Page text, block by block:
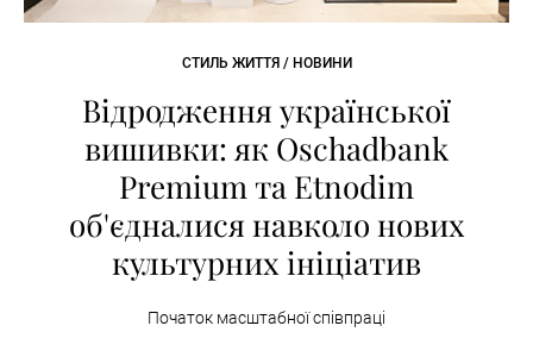
СТИЛЬ ЖИТТЯ / НОВИНИ
Відродження української
вишивки: як Oschadbank
Premium та Etnodim
об'єдналися навколо нових
культурних ініціатив
Початок масштабної співпраці